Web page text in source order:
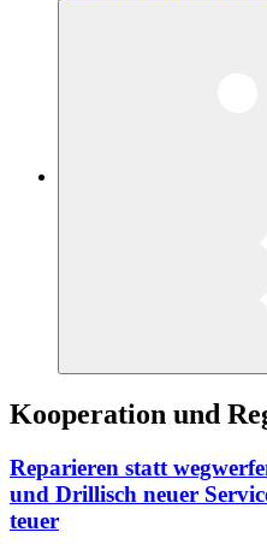
Kooperation und
Reparieren statt
und Drillisch neuer
teuer